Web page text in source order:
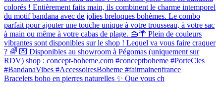
Bracelets boho en pierres naturelles ✨ Que vous ch